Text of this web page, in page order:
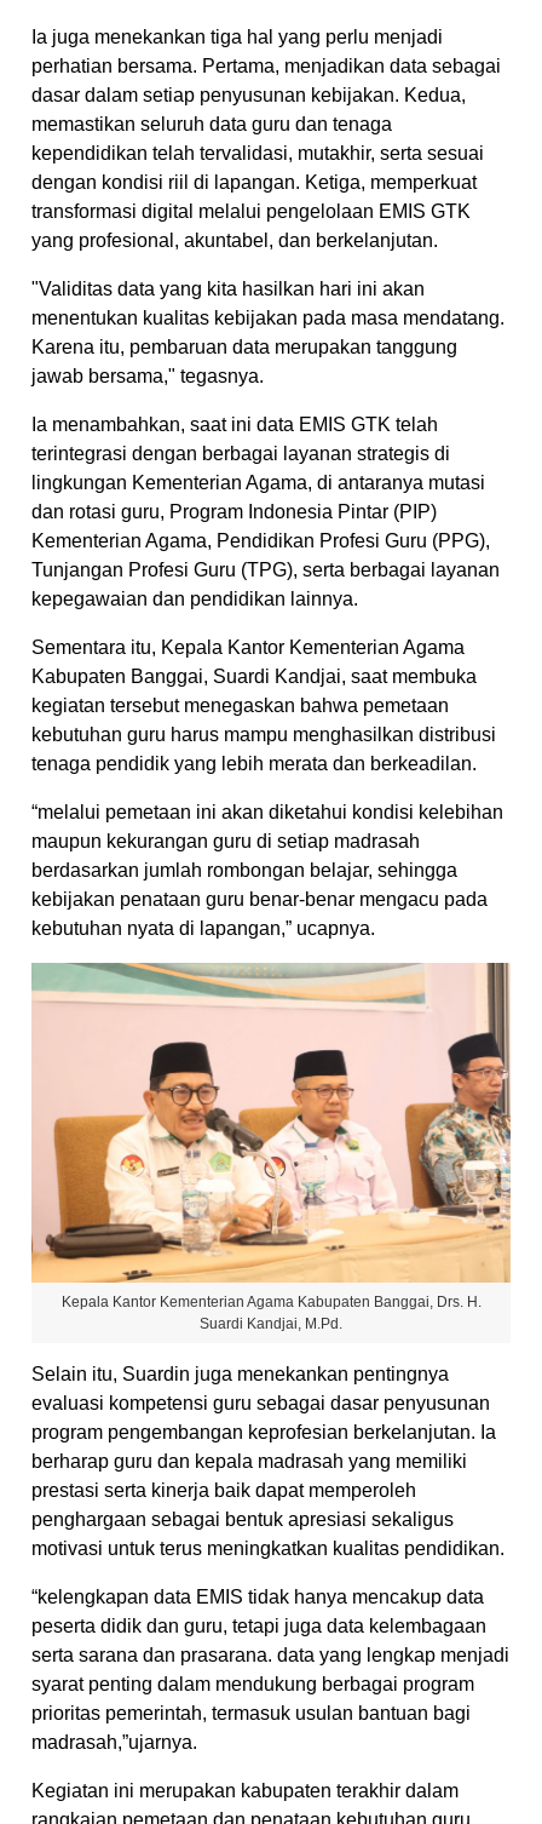
Ia juga menekankan tiga hal yang perlu menjadi
perhatian bersama. Pertama, menjadikan data sebagai
dasar dalam setiap penyusunan kebijakan. Kedua,
memastikan seluruh data guru dan tenaga
kependidikan telah tervalidasi, mutakhir, serta sesuai
dengan kondisi riil di lapangan. Ketiga, memperkuat
transformasi digital melalui pengelolaan EMIS GTK
yang profesional, akuntabel, dan berkelanjutan.
"Validitas data yang kita hasilkan hari ini akan
menentukan kualitas kebijakan pada masa mendatang.
Karena itu, pembaruan data merupakan tanggung
jawab bersama," tegasnya.
Ia menambahkan, saat ini data EMIS GTK telah
terintegrasi dengan berbagai layanan strategis di
lingkungan Kementerian Agama, di antaranya mutasi
dan rotasi guru, Program Indonesia Pintar (PIP)
Kementerian Agama, Pendidikan Profesi Guru (PPG),
Tunjangan Profesi Guru (TPG), serta berbagai layanan
kepegawaian dan pendidikan lainnya.
Sementara itu, Kepala Kantor Kementerian Agama
Kabupaten Banggai, Suardi Kandjai, saat membuka
kegiatan tersebut menegaskan bahwa pemetaan
kebutuhan guru harus mampu menghasilkan distribusi
tenaga pendidik yang lebih merata dan berkeadilan.
“melalui pemetaan ini akan diketahui kondisi kelebihan
maupun kekurangan guru di setiap madrasah
berdasarkan jumlah rombongan belajar, sehingga
kebijakan penataan guru benar-benar mengacu pada
kebutuhan nyata di lapangan,” ucapnya.
Kepala Kantor Kementerian Agama Kabupaten Banggai, Drs. H.
Suardi Kandjai, M.Pd.
Selain itu, Suardin juga menekankan pentingnya
evaluasi kompetensi guru sebagai dasar penyusunan
program pengembangan keprofesian berkelanjutan. Ia
berharap guru dan kepala madrasah yang memiliki
prestasi serta kinerja baik dapat memperoleh
penghargaan sebagai bentuk apresiasi sekaligus
motivasi untuk terus meningkatkan kualitas pendidikan.
“kelengkapan data EMIS tidak hanya mencakup data
peserta didik dan guru, tetapi juga data kelembagaan
serta sarana dan prasarana. data yang lengkap menjadi
syarat penting dalam mendukung berbagai program
prioritas pemerintah, termasuk usulan bantuan bagi
madrasah,”ujarnya.
Kegiatan ini merupakan kabupaten terakhir dalam